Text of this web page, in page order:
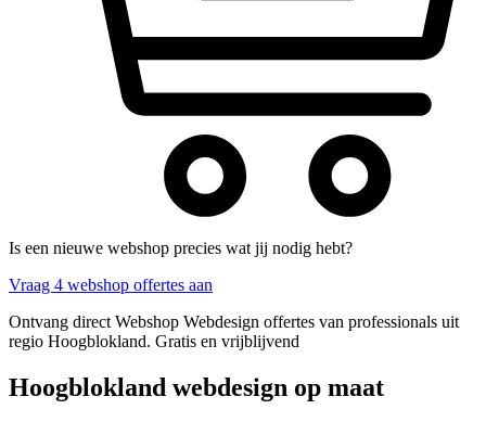
Is een nieuwe webshop precies wat jij nodig hebt?
Vraag 4 webshop offertes aan
Ontvang direct Webshop Webdesign offertes van professionals uit
regio Hoogblokland. Gratis en vrijblijvend
Hoogblokland webdesign op maat